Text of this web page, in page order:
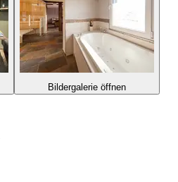
Bildergalerie öffnen